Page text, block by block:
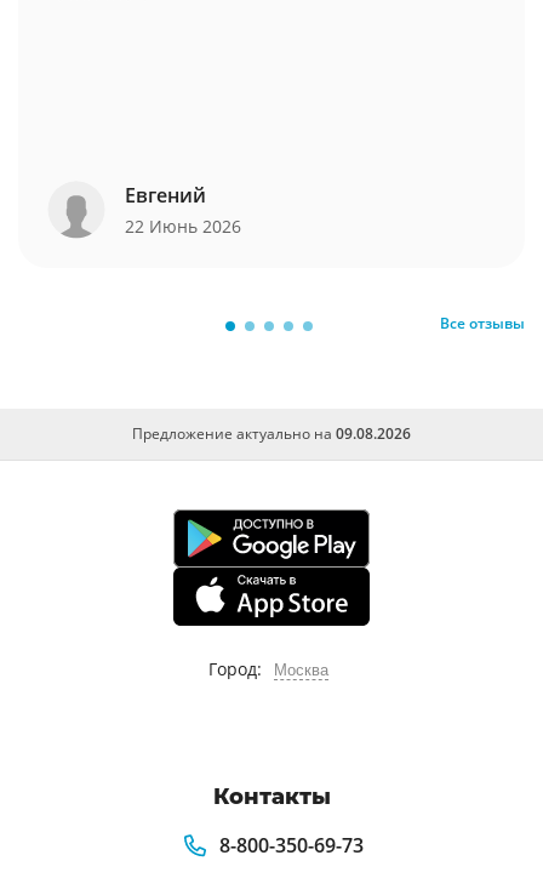
Евгений
22 Июнь 2026
Все отзывы
Предложение актуально на 09.08.2026
Город: Москва
Контакты
8-800-350-69-73